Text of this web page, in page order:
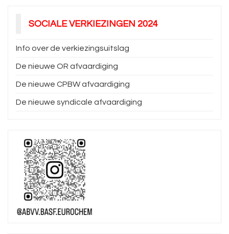
SOCIALE VERKIEZINGEN 2024
Info over de verkiezingsuitslag
De nieuwe OR afvaardiging
De nieuwe CPBW afvaardiging
De nieuwe syndicale afvaardiging